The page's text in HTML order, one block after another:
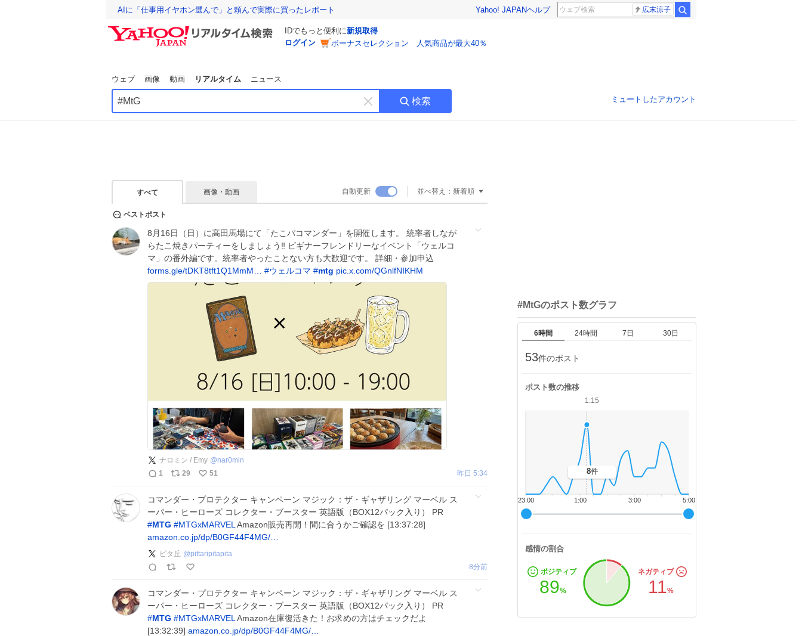
AIに「仕事用イヤホン選んで」と頼んで実際に買ったレポート Yahoo! JAPANヘルプ 広末涼子
IDでもっと便利に新規取得
ログイン
ボーナスセレクション 人気商品が最大40％
ウェブ 画像 動画 リアルタイム ニュース
キ
ー
す
検索 ミュートしたアカウント
すべて 画像・動画 自動更新 並べ替え： 新着順
ベストポスト
8月16日（日）に高田馬場にて「たこパコマンダー」を開催します。 統率者しなが
らたこ焼きパーティーをしましょう‼ ビギナーフレンドリーなイベント「ウェルコ
マ」の番外編です。統率者やったことない方も大歓迎です。 詳細・参加申込
forms.gle/tDKT8tft1Q1MmM…
#ウェルコマ #mtg pic.x.com/QGnlfNIKHM
ナロミン / Emy @nar0min
1
29 51 昨日 5:34
コマンダー・プロテクター キャンペーン マジック：ザ・ギャザリング マーベル ス
ーパー・ヒーローズ コレクター・ブースター 英語版（BOX12パック入り） PR
#MTG #MTGxMARVEL Amazon販売再開！間に合うかご確認を [13:37:28]
amazon.co.jp/dp/B0GF44F4MG/…
ピタ丘 @pittaripitapita
8分前
コマンダー・プロテクター キャンペーン マジック：ザ・ギャザリング マーベル ス
ーパー・ヒーローズ コレクター・ブースター 英語版（BOX12パック入り） PR
#MTG #MTGxMARVEL Amazon在庫復活きた！お求めの方はチェックだよ
[13:32:39] amazon.co.jp/dp/B0GF44F4MG/…
#MtGのポスト数グラフ
6時間 24時間 7日 30日
53件のポスト
ポスト数の推移
5:00
3:00
1:00
23:00
1:15
8件
感情の割合
ポジティブ
89%
ネガティブ
11%